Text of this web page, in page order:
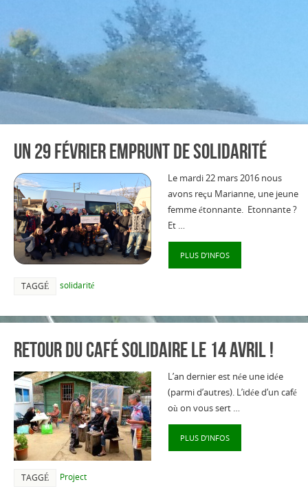
Un 29 février emprunt de solidarité
Le mardi 22 mars 2016 nous
avons reçu Marianne, une jeune
femme étonnante. Etonnante ?
Et …
PLUS D’INFOS
TAGGÉ solidarité
Retour du café solidaire le 14 avril !
L’an dernier est née une idée
(parmi d’autres). L’idée d’un café
où on vous sert …
PLUS D’INFOS
TAGGÉ Project